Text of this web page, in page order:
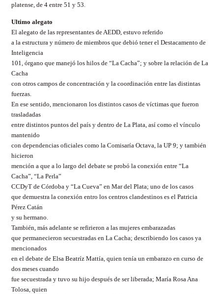
platense, de 4 entre 51 y 53.
Ultimo alegato
El alegato de las representantes de AEDD, estuvo referido
a la estructura y número de miembros que debió tener el Destacamento de
Inteligencia
101, órgano que manejó los hilos de “La Cacha”; y sobre la relación de La
Cacha
con otros campos de concentración y la coordinación entre las distintas
fuerzas.
En ese sentido, mencionaron los distintos casos de víctimas que fueron
trasladadas
entre distintos puntos del país y dentro de La Plata, así como el vínculo
mantenido
con dependencias oficiales como la Comisaría Octava, la UP 9; y también
hicieron
mención a que a lo largo del debate se probó la conexión entre “La
Cacha”, “La Perla”
CCDyT de Córdoba y “La Cueva” en Mar del Plata; uno de los casos
que demuestra la conexión entro los centros clandestinos es el Patricia
Pérez Catán
y su hermano.
También, más adelante se refirieron a las mujeres embarazadas
que permanecieron secuestradas en La Cacha; describiendo los casos ya
mencionados
en el debate de Elsa Beatríz Mattía, quien tenía un embarazo en curso de
dos meses cuando
fue secuestrada y tuvo su hijo después de ser liberada; María Rosa Ana
Tolosa, quien